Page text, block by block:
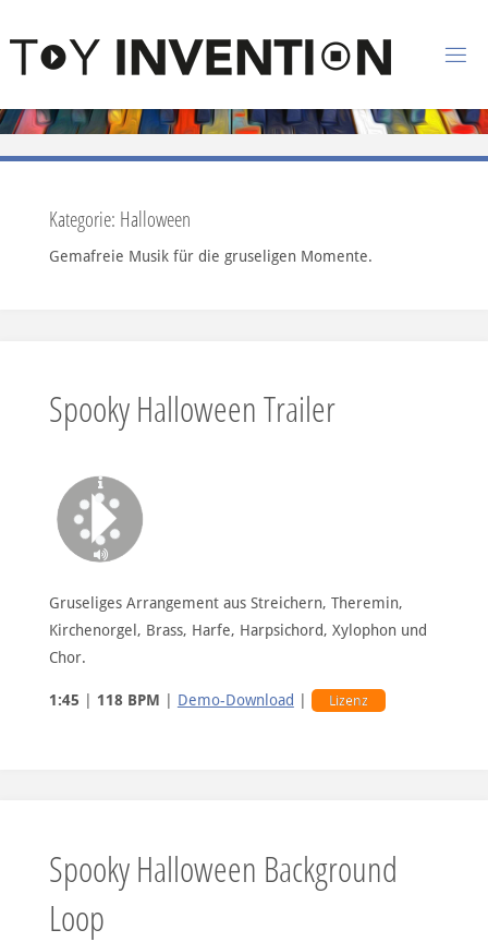
O
Y
Kategorie: Halloween
Gemafreie Musik für die gruseligen Momente.
Spooky Halloween Trailer
Gruseliges Arrangement aus Streichern, Theremin,
Kirchenorgel, Brass, Harfe, Harpsichord, Xylophon und
Chor.
1:45 118 BPM Demo-Download Lizenz
Spooky Halloween Background
Loop